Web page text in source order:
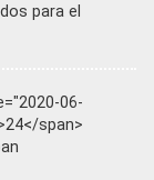
para el
06-
span>